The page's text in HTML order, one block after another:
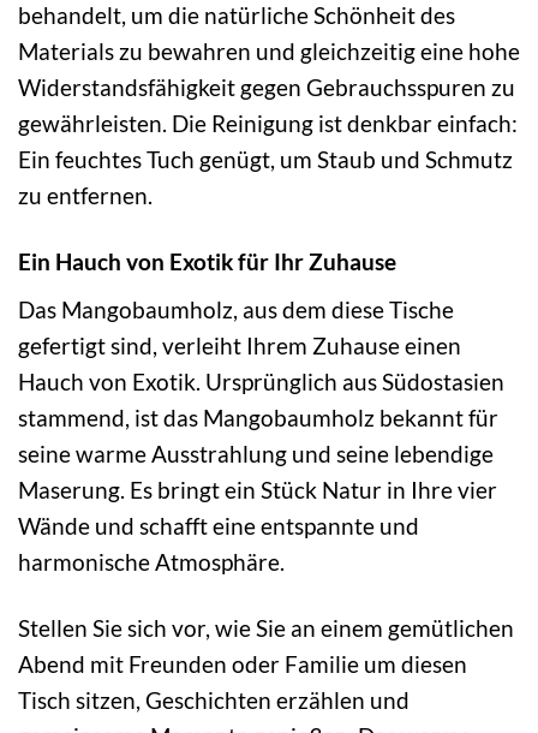
behandelt, um die natürliche Schönheit des
Materials zu bewahren und gleichzeitig eine hohe
Widerstandsfähigkeit gegen Gebrauchsspuren zu
gewährleisten. Die Reinigung ist denkbar einfach:
Ein feuchtes Tuch genügt, um Staub und Schmutz
zu entfernen.
Ein Hauch von Exotik für Ihr Zuhause
Das Mangobaumholz, aus dem diese Tische
gefertigt sind, verleiht Ihrem Zuhause einen
Hauch von Exotik. Ursprünglich aus Südostasien
stammend, ist das Mangobaumholz bekannt für
seine warme Ausstrahlung und seine lebendige
Maserung. Es bringt ein Stück Natur in Ihre vier
Wände und schafft eine entspannte und
harmonische Atmosphäre.
Stellen Sie sich vor, wie Sie an einem gemütlichen
Abend mit Freunden oder Familie um diesen
Tisch sitzen, Geschichten erzählen und